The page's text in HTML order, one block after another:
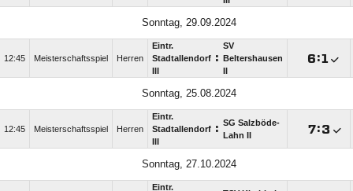
Sonntag, 29.09.2024
12:45 Meisterschaftsspiel Herren
Eintr.
Stadtallendorf :
SV
Beltershausen
:
Sonntag, 25.08.2024
12:45 Meisterschaftsspiel Herren
Eintr.
Stadtallendorf : SG Salzböde-
Lahn II
:
Sonntag, 27.10.2024
Eintr.